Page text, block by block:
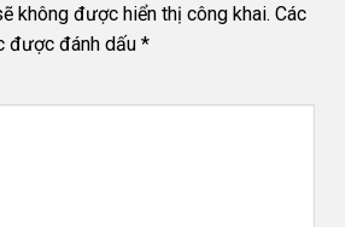
không được hiển thị công khai. Các
được đánh dấu *